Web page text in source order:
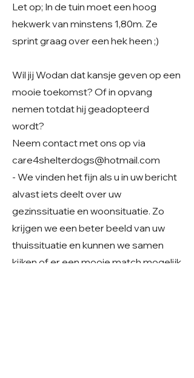
Let op; In de tuin moet een hoog
hekwerk van minstens 1,80m. Ze
sprint graag over een hek heen ;)
Wil jij Wodan dat kansje geven op een
mooie toekomst? Of in opvang
nemen totdat hij geadopteerd
wordt?
Neem contact met ons op via
care4shelterdogs@hotmail.com
- We vinden het fijn als u in uw bericht
alvast iets deelt over uw
gezinssituatie en woonsituatie. Zo
krijgen we een beter beeld van uw
thuissituatie en kunnen we samen
kijken of er een mooie match mogelijk